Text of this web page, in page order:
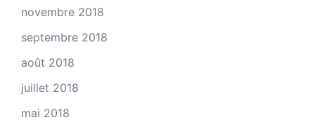
novembre 2018
septembre 2018
août 2018
juillet 2018
mai 2018